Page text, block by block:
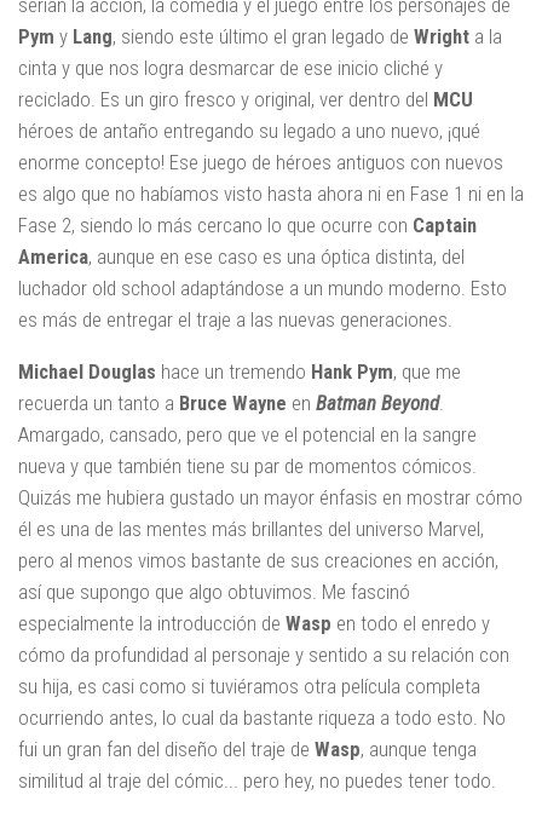
Pym y Lang, siendo este último el gran legado de Wright a la
cinta y que nos logra desmarcar de ese inicio cliché y
reciclado. Es un giro fresco y original, ver dentro del MCU
héroes de antaño entregando su legado a uno nuevo, ¡qué
enorme concepto! Ese juego de héroes antiguos con nuevos
es algo que no habíamos visto hasta ahora ni en Fase 1 ni en la
Fase 2, siendo lo más cercano lo que ocurre con Captain
America, aunque en ese caso es una óptica distinta, del
luchador old school adaptándose a un mundo moderno. Esto
es más de entregar el traje a las nuevas generaciones.
Michael Douglas hace un tremendo Hank Pym, que me
recuerda un tanto a Bruce Wayne en Batman Beyond.
Amargado, cansado, pero que ve el potencial en la sangre
nueva y que también tiene su par de momentos cómicos.
Quizás me hubiera gustado un mayor énfasis en mostrar cómo
él es una de las mentes más brillantes del universo Marvel,
pero al menos vimos bastante de sus creaciones en acción,
así que supongo que algo obtuvimos. Me fascinó
especialmente la introducción de Wasp en todo el enredo y
cómo da profundidad al personaje y sentido a su relación con
su hija, es casi como si tuviéramos otra película completa
ocurriendo antes, lo cual da bastante riqueza a todo esto. No
fui un gran fan del diseño del traje de Wasp, aunque tenga
similitud al traje del cómic... pero hey, no puedes tener todo.